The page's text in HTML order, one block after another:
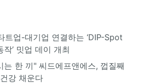
트업-대기업 연결하는 ‘DIP-Spot
’ 밋업 데이 개최
는 한 끼" 씨드에프앤에스, 껍질째
강 채운다